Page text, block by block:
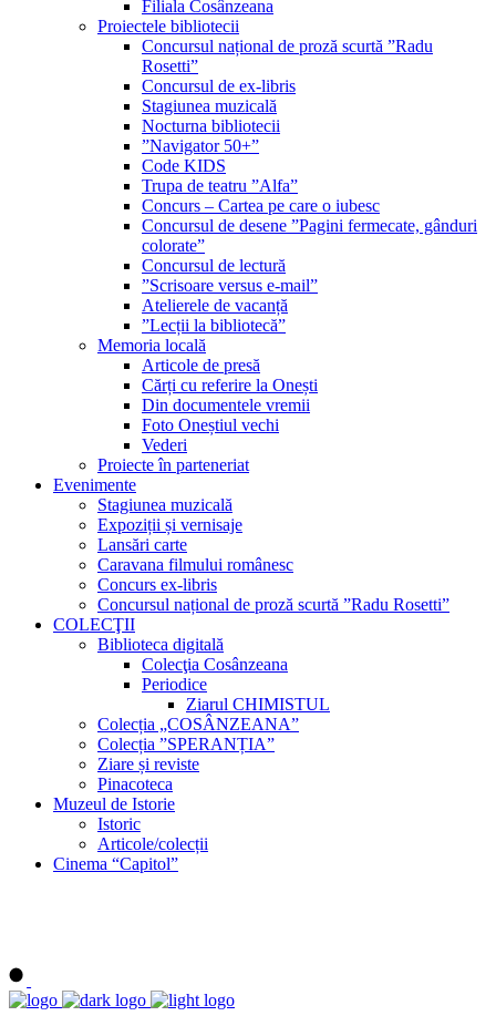
Filiala Cosânzeana
Proiectele bibliotecii
Concursul național de proză scurtă ”Radu
Rosetti”
Concursul de ex-libris
Stagiunea muzicală
Nocturna bibliotecii
”Navigator 50+”
Code KIDS
Trupa de teatru ”Alfa”
Concurs – Cartea pe care o iubesc
Concursul de desene ”Pagini fermecate, gânduri
colorate”
Concursul de lectură
”Scrisoare versus e-mail”
Atelierele de vacanță
”Lecții la bibliotecă”
Memoria locală
Articole de presă
Cărți cu referire la Onești
Din documentele vremii
Foto Oneștiul vechi
Vederi
Proiecte în parteneriat
Evenimente
Stagiunea muzicală
Expoziții și vernisaje
Lansări carte
Caravana filmului românesc
Concurs ex-libris
Concursul național de proză scurtă ”Radu Rosetti”
COLECŢII
Biblioteca digitală
Colecţia Cosânzeana
Periodice
Ziarul CHIMISTUL
Colecția „COSÂNZEANA”
Colecția ”SPERANȚIA”
Ziare și reviste
Pinacoteca
Muzeul de Istorie
Istoric
Articole/colecții
Cinema “Capitol”